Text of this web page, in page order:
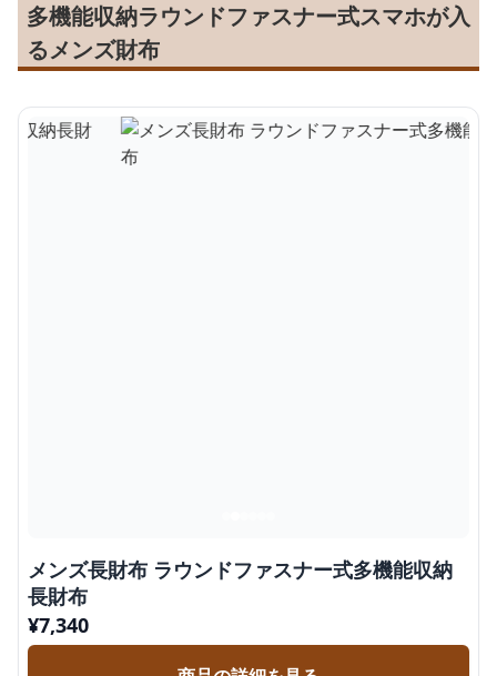
多機能収納ラウンドファスナー式スマホが入
るメンズ財布
メンズ長財布 ラウンドファスナー式多機能収納
長財布
¥7,340